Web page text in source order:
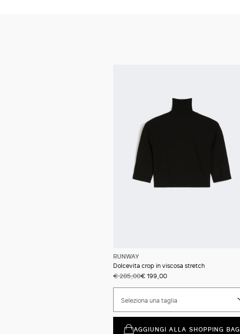
RUNWAY
Dolcevita crop in viscosa stretch
€ 285,00€ 199,00
Seleziona una taglia
AGGIUNGI ALLA SHOPPING BAG